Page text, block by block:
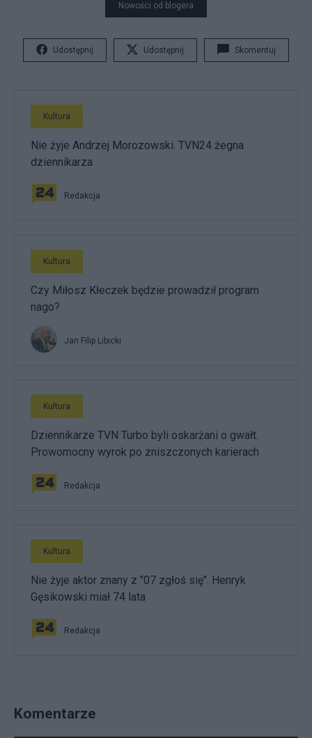
Nowości od blogera
Udostępnij Udostępnij Skomentuj
Kultura
Nie żyje Andrzej Morozowski. TVN24 żegna
dziennikarza
Redakcja
Kultura
Czy Miłosz Kłeczek będzie prowadził program
nago?
Jan Filip Libicki
Kultura
Dziennikarze TVN Turbo byli oskarżani o gwałt.
Prowomocny wyrok po zniszczonych karierach
Redakcja
Kultura
Nie żyje aktor znany z "07 zgłoś się". Henryk
Gęsikowski miał 74 lata
Redakcja
Komentarze